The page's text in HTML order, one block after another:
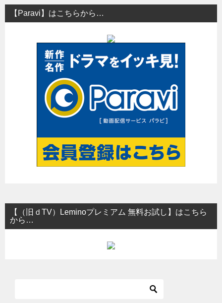
ビ
ゲ
【Paravi】はこちらから…
【（旧ｄTV）Leminoプレミアム 無料お試し】はこちら
から…